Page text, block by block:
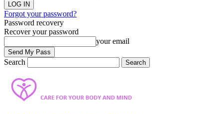
Forgot your password?
Password recovery
Recover your password
your email
Search